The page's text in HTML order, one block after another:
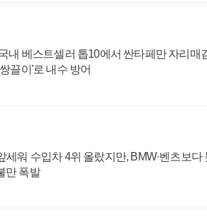
내 베스트셀러 톱10에서 싼타페만 자리매
끌이'로 내수 방어
세워 수입차 4위 올랐지만, BMW·벤츠보다
만 폭발